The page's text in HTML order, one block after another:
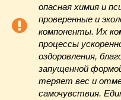
опасная химия и
проверенные и
компоненты. Их
процессы
оздоровления,
запущенной
теряет вес и
самочувствия.